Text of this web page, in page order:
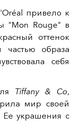
привело к
"Mon Rouge" в
оттенок
частью образа
себя
Tiffany & Co,
мир своей
Ее украшения с